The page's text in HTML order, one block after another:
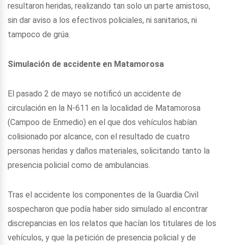
resultaron heridas, realizando tan solo un parte amistoso,
sin dar aviso a los efectivos policiales, ni sanitarios, ni
tampoco de grúa.
Simulación de accidente en Matamorosa
El pasado 2 de mayo se notificó un accidente de
circulación en la N-611 en la localidad de Matamorosa
(Campoo de Enmedio) en el que dos vehículos habían
colisionado por alcance, con el resultado de cuatro
personas heridas y daños materiales, solicitando tanto la
presencia policial como de ambulancias.
Tras el accidente los componentes de la Guardia Civil
sospecharon que podía haber sido simulado al encontrar
discrepancias en los relatos que hacían los titulares de los
vehículos, y que la petición de presencia policial y de